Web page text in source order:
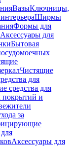
ВазыКлючницы,
Ширмы
Формы для
Аксессуары для
Бытовая
Чистящие
для
средства для
покрытий и
за
Аксессуары для